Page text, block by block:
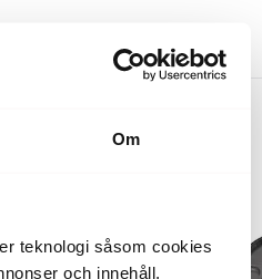
Om
teknologi såsom cookies
och innehåll,